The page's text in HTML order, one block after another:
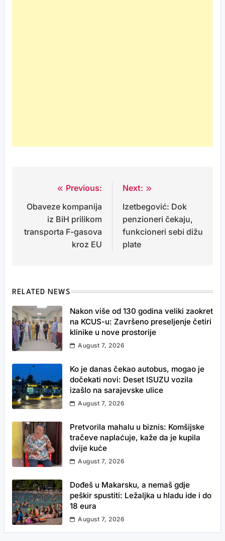
navigation
Previous:
Obaveze kompanija
iz BiH prilikom
transporta F-gasova
kroz EU
Next:
Izetbegović: Dok
penzioneri čekaju,
funkcioneri sebi dižu
plate
RELATED NEWS
Nakon više od 130 godina veliki zaokret
na KCUS-u: Završeno preseljenje četiri
klinike u nove prostorije
August 7, 2026
Ko je danas čekao autobus, mogao je
dočekati novi: Deset ISUZU vozila
izašlo na sarajevske ulice
August 7, 2026
Pretvorila mahalu u biznis: Komšijske
tračeve naplaćuje, kaže da je kupila
dvije kuće
August 7, 2026
Dođeš u Makarsku, a nemaš gdje
peškir spustiti: Ležaljka u hladu ide i do
18 eura
August 7, 2026